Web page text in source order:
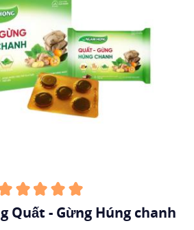
Quất - Gừng Húng chanh